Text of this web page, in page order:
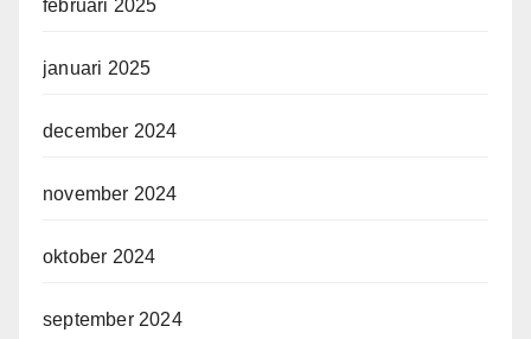
februari 2025
januari 2025
december 2024
november 2024
oktober 2024
september 2024